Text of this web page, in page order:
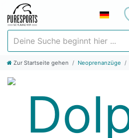
Zur Startseite gehen Neoprenanzüge